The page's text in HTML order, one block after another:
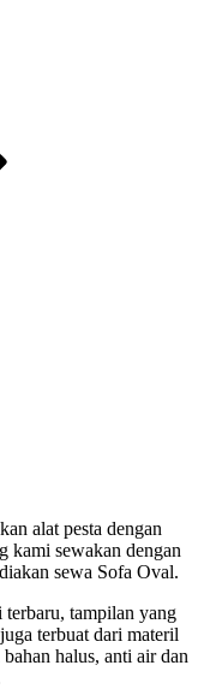
alat pesta dengan
kami sewakan dengan
sewa Sofa Oval.
terbaru, tampilan yang
terbuat dari materil
halus, anti air dan